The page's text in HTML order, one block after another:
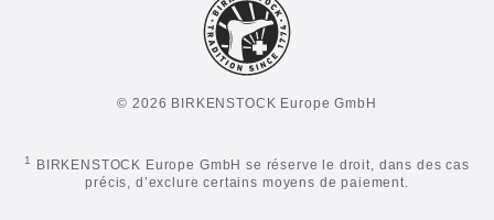
© 2026 BIRKENSTOCK Europe GmbH
1
BIRKENSTOCK Europe GmbH se réserve le droit, dans des cas
précis, d’exclure certains moyens de paiement.